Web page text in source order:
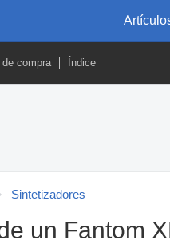
compra Índice
Sintetizadores
un Fantom